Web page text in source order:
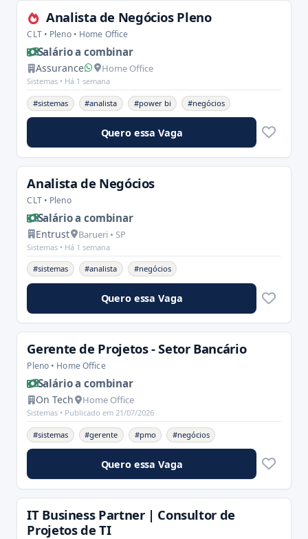
Analista de Negócios Pleno
CLT • Pleno • Home Office
Salário a combinar
Assurance Home Office
Sistemas • Há 1 semana
#sistemas #analista #power bi #negócios
Quero essa Vaga
Analista de Negócios
CLT • Pleno
Salário a combinar
Entrust Barueri • SP
Sistemas • Há 1 semana
#sistemas #analista #negócios
Quero essa Vaga
Gerente de Projetos - Setor Bancário
Pleno • Home Office
Salário a combinar
On Tech Home Office
Sistemas • Publicado em 21/07/2026
#sistemas #gerente #pmo #negócios
Quero essa Vaga
IT Business Partner | Consultor de
Projetos de TI